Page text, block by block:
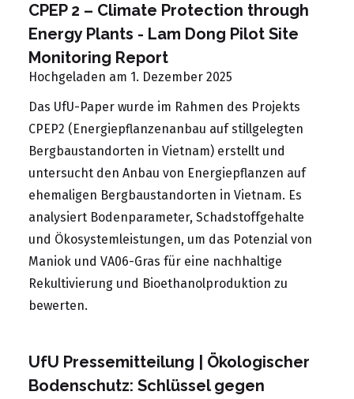
CPEP 2 – Climate Protection through
Energy Plants - Lam Dong Pilot Site
Monitoring Report
Hochgeladen am 1. Dezember 2025
Das UfU-Paper wurde im Rahmen des Projekts
CPEP2 (Energiepflanzenanbau auf stillgelegten
Bergbaustandorten in Vietnam) erstellt und
untersucht den Anbau von Energiepflanzen auf
ehemaligen Bergbaustandorten in Vietnam. Es
analysiert Bodenparameter, Schadstoffgehalte
und Ökosystemleistungen, um das Potenzial von
Maniok und VA06-Gras für eine nachhaltige
Rekultivierung und Bioethanolproduktion zu
bewerten.
UfU Pressemitteilung | Ökologischer
Bodenschutz: Schlüssel gegen